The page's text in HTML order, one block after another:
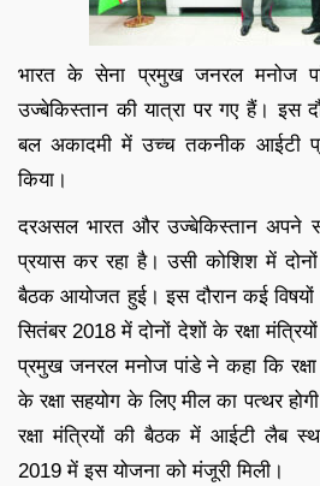
भारत के सेना प्रमुख जनरल मनोज
उज्बेकिस्तान की यात्रा पर गए हैं। इस
बल अकादमी में उच्च तकनीक आईटी
किया।
दरअसल भारत और उज्बेकिस्तान अपने
प्रयास कर रहा है। उसी कोशिश में
बैठक आयोजत हुई। इस दौरान कई विषयों
सितंबर 2018 में दोनों देशों के रक्षा
प्रमुख जनरल मनोज पांडे ने कहा कि रक्षा
के रक्षा सहयोग के लिए मील का पत्थर
रक्षा मंत्रियों की बैठक में आईटी लैब
2019 में इस योजना को मंजूरी मिली।